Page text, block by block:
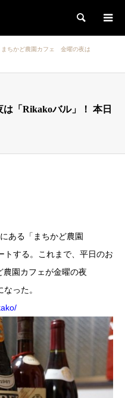
検索
まちかど農園カフェ 金曜の夜は
「Rikakoバル」！ 本日
ある「まちかど農園
トする。これまで、平日のお
園カフェが金曜の夜
った。